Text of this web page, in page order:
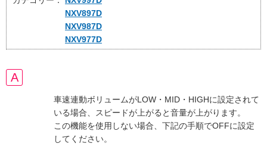
NXV897D
NXV987D
NXV977D
車速連動ボリュームがLOW・MID・HIGHに設定されて
いる場合、スピードが上がると音量が上がります。
この機能を使用しない場合、下記の手順でOFFに設定
してください。